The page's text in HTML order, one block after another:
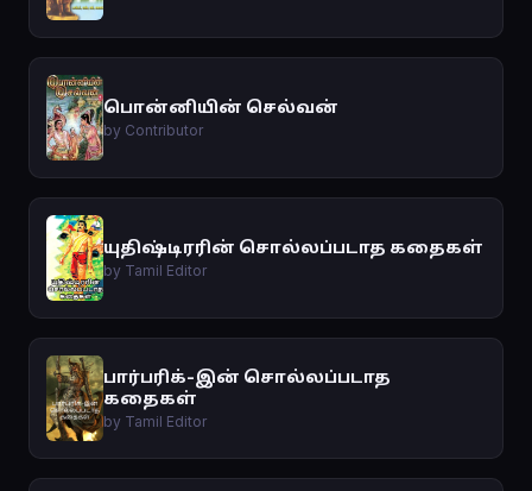
பொன்னியின் செல்வன்
by Contributor
யுதிஷ்டிரரின் சொல்லப்படாத கதைகள்
by Tamil Editor
பார்பரிக்-இன் சொல்லப்படாத
கதைகள்
by Tamil Editor